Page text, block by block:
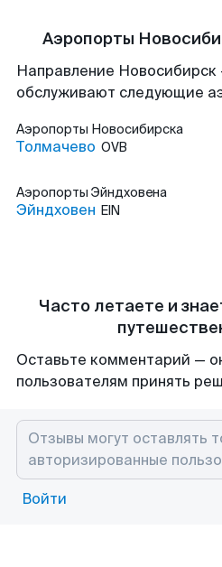
Аэропорты
Направление
обслуживают следующие
Аэропорты Новосибирска
Толмачево OVB
Аэропорты Эйндховена
Эйндховен EIN
Часто летаете и
Оставьте комментарий —
пользователям принять
Войти